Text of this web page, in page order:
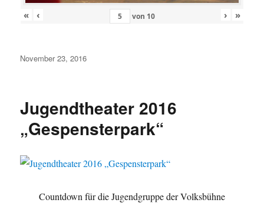
« ‹ von 10 › »
Veröffentlicht
November 23, 2016
Jugendtheater 2016
„Gespensterpark“
Countdown für die Jugendgruppe der Volksbühne